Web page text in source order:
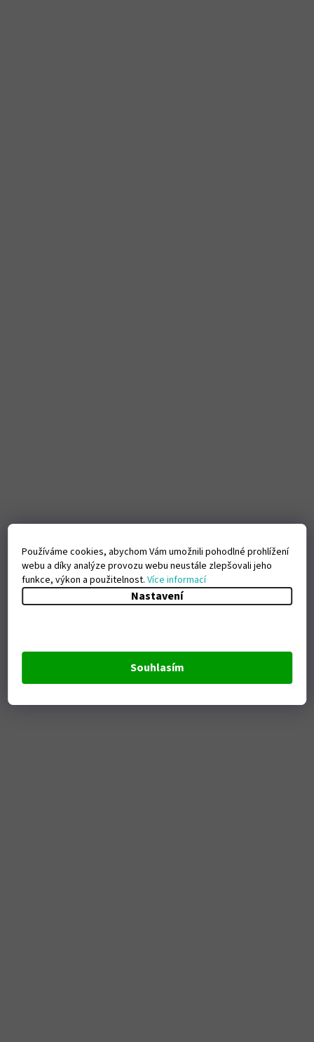
Používáme cookies, abychom Vám umožnili pohodlné prohlížení
webu a díky analýze provozu webu neustále zlepšovali jeho
funkce, výkon a použitelnost.Více informací
Nastavení
Souhlasím